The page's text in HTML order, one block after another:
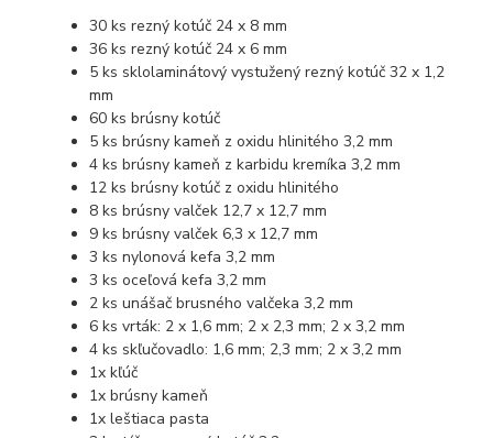
30 ks rezný kotúč 24 x 8 mm
36 ks rezný kotúč 24 x 6 mm
5 ks sklolaminátový vystužený rezný kotúč 32 x 1,2
mm
60 ks brúsny kotúč
5 ks brúsny kameň z oxidu hlinitého 3,2 mm
4 ks brúsny kameň z karbidu kremíka 3,2 mm
12 ks brúsny kotúč z oxidu hlinitého
8 ks brúsny valček 12,7 x 12,7 mm
9 ks brúsny valček 6,3 x 12,7 mm
3 ks nylonová kefa 3,2 mm
3 ks oceľová kefa 3,2 mm
2 ks unášač brusného valčeka 3,2 mm
6 ks vrták: 2 x 1,6 mm; 2 x 2,3 mm; 2 x 3,2 mm
4 ks skľučovadlo: 1,6 mm; 2,3 mm; 2 x 3,2 mm
1x kľúč
1x brúsny kameň
1x leštiaca pasta